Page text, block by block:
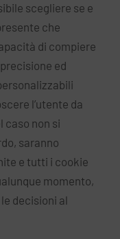
scegliere se e
che
di compiere
ed
l’utente da
caso non si
saranno
e tutti i cookie
momento,
decisioni al